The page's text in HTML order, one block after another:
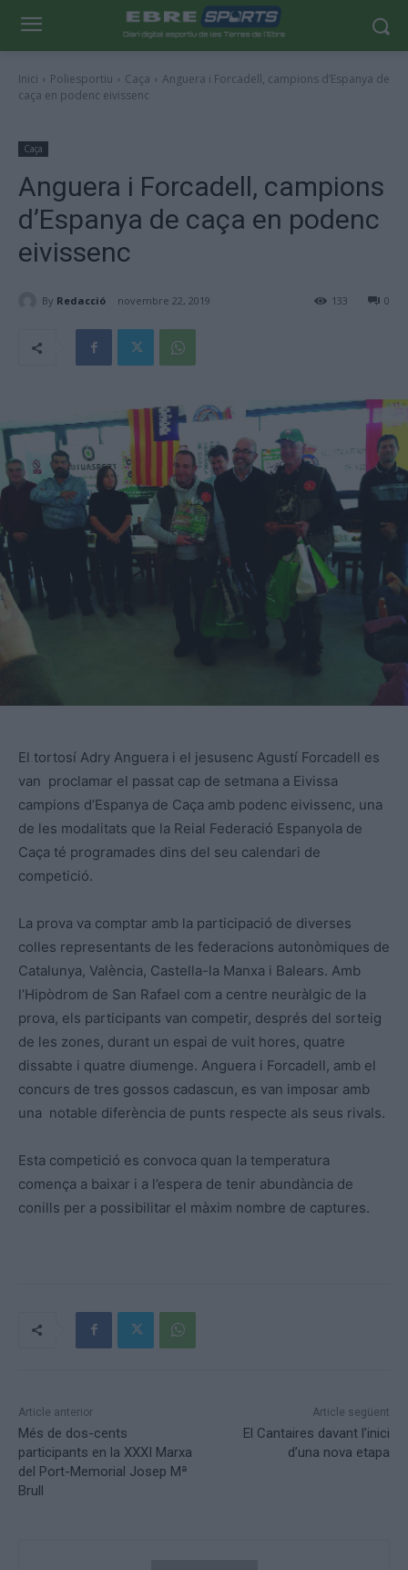
Inici Poliesportiu Caça
Anguera i Forcadell, campions d’Espanya de
caça en podenc eivissenc
Caça
Anguera i Forcadell, campions
d’Espanya de caça en podenc
eivissenc
By Redacció novembre 22, 2019 0
133
El tortosí Adry Anguera i el jesusenc Agustí Forcadell es
van proclamar el passat cap de setmana a Eivissa
campions d’Espanya de Caça amb podenc eivissenc, una
de les modalitats que la Reial Federació Espanyola de
Caça té programades dins del seu calendari de
competició.
La prova va comptar amb la participació de diverses
colles representants de les federacions autonòmiques de
Catalunya, València, Castella-la Manxa i Balears. Amb
l’Hipòdrom de San Rafael com a centre neuràlgic de la
prova, els participants van competir, després del sorteig
de les zones, durant un espai de vuit hores, quatre
dissabte i quatre diumenge. Anguera i Forcadell, amb el
concurs de tres gossos cadascun, es van imposar amb
una notable diferència de punts respecte als seus rivals.
Esta competició es convoca quan la temperatura
comença a baixar i a l’espera de tenir abundància de
conills per a possibilitar el màxim nombre de captures.
Article anterior
Més de dos-cents
participants en la XXXI Marxa
del Port-Memorial Josep Mª
Brull
Article següent
El Cantaires davant l’inici
d’una nova etapa